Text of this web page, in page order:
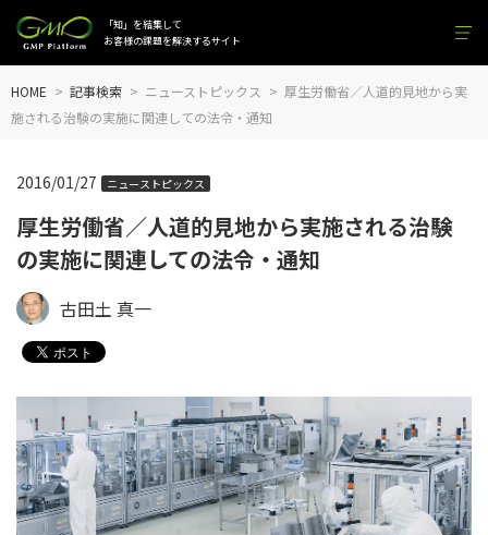
「知」を結集して
お客様の課題を解決するサイト
HOME 記事検索 ニューストピックス
厚生労働省／人道的見地から実
施される治験の実施に関連しての法令・通知
厚生労働省／人道的見地から実施される治験
の実施に関連しての法令・通知
2016/01/27 ニューストピックス
古田土 真一